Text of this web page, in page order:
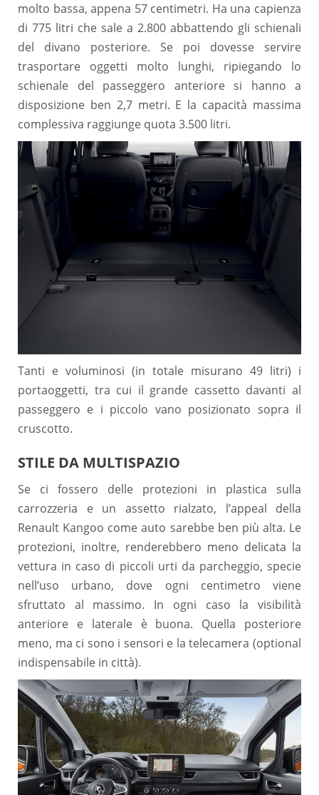
molto bassa, appena 57 centimetri. Ha una capienza
di 775 litri che sale a 2.800 abbattendo gli schienali
del divano posteriore. Se poi dovesse servire
trasportare oggetti molto lunghi, ripiegando lo
schienale del passeggero anteriore si hanno a
disposizione ben 2,7 metri. E la capacità massima
complessiva raggiunge quota 3.500 litri.
Tanti e voluminosi (in totale misurano 49 litri) i
portaoggetti, tra cui il grande cassetto davanti al
passeggero e i piccolo vano posizionato sopra il
cruscotto.
STILE DA MULTISPAZIO
Se ci fossero delle protezioni in plastica sulla
carrozzeria e un assetto rialzato, l’appeal della
Renault Kangoo come auto sarebbe ben più alta. Le
protezioni, inoltre, renderebbero meno delicata la
vettura in caso di piccoli urti da parcheggio, specie
nell’uso urbano, dove ogni centimetro viene
sfruttato al massimo. In ogni caso la visibilità
anteriore e laterale è buona. Quella posteriore
meno, ma ci sono i sensori e la telecamera (optional
indispensabile in città).